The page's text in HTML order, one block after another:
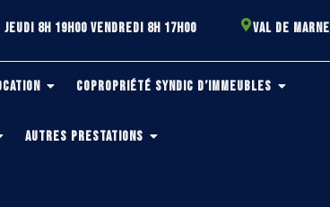
JEUDI 8H 19H00 VENDREDI 8H 17H00 VAL DE MARNE
COPROPRIÉTÉ SYNDIC D’IMMEUBLES
AUTRES PRESTATIONS